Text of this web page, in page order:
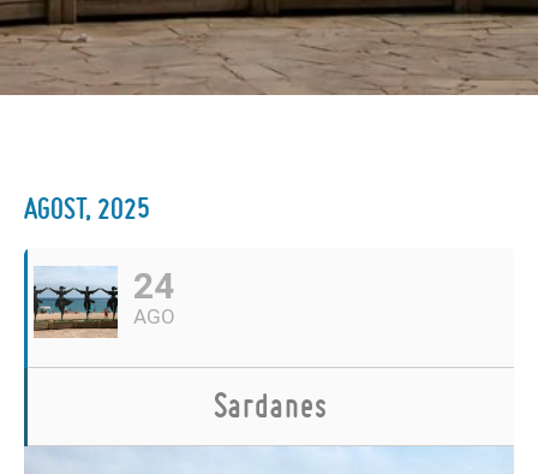
AGOST, 2025
24
AGO
Sardanes